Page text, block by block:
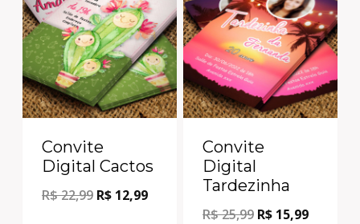
Convite
Digital Cactos
R$22,99 R$ 12,99
Convite
Digital
Tardezinha
R$25,99 R$ 15,99